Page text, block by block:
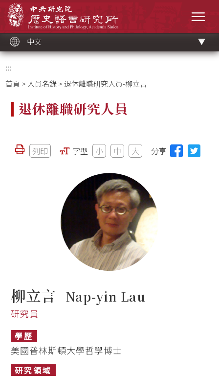
中文
:::
首頁 > 人員名錄> 退休離職研究人員-柳立言
退休離職研究人員
列印 字型 小 中 大 分享
柳立言 Nap-yin Lau
研究員
學歷
美國普林斯頓大學哲學博士
研究領域